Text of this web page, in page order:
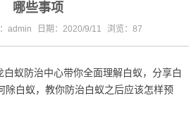
哪些事项
admin 日期：2020/9/11 浏览： 87
白蚁防治中心带你全面理解白蚁，分享白
除白蚁，教你防治白蚁之后应该怎样预